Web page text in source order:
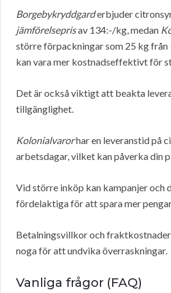
Borgebykryddgarderbjuder
jämförelseprisav 134:-/kg, medan
större förpackningar som 25 kg från
kan vara mer kostnadseffektivt för
Det är också viktigt att beakta
tillgänglighet.
Kolonialvarorhar en leveranstid på
arbetsdagar, vilket kan påverka din
Vid större inköp kan kampanjer och
fördelaktiga för att spara mer
Betalningsvillkor och
noga för att undvika överraskningar.
Vanliga frågor (FAQ)